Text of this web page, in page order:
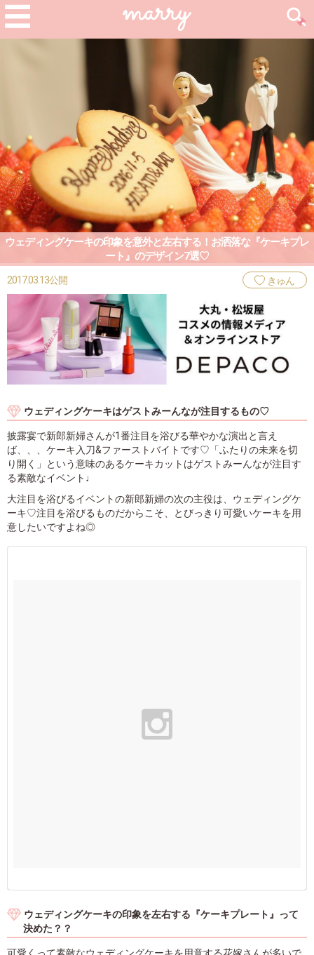
ウェディングケーキの印象を意外と左右する！お洒落な『ケーキプレ
ート』のデザイン7選♡
2017.03.13公開 きゅん
ウェディングケーキはゲストみーんなが注目するもの♡
披露宴で新郎新婦さんが1番注目を浴びる華やかな演出と言え
ば、、、ケーキ入刀&ファーストバイトです♡「ふたりの未来を切
り開く」という意味のあるケーキカットはゲストみーんなが注目す
る素敵なイベント♩
大注目を浴びるイベントの新郎新婦の次の主役は、ウェディングケ
ーキ♡注目を浴びるものだからこそ、とびっきり可愛いケーキを用
意したいですよね◎
ウェディングケーキの印象を左右する『ケーキプレート』って
決めた？？